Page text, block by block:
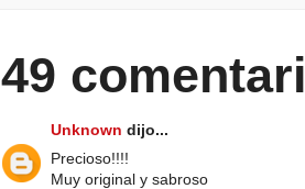
49
Unknown dijo...
Precioso!!!!
Muy original y sabroso